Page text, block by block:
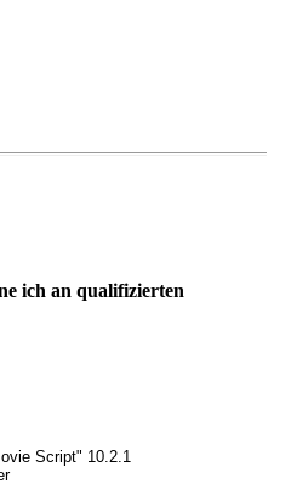
ich an qualifizierten
Script" 10.2.1